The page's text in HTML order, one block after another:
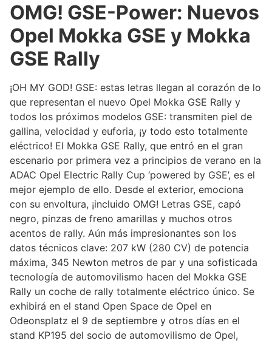
OMG! GSE-Power: Nuevos
Opel Mokka GSE y Mokka
GSE Rally
¡OH MY GOD! GSE: estas letras llegan al corazón de lo
que representan el nuevo Opel Mokka GSE Rally y
todos los próximos modelos GSE: transmiten piel de
gallina, velocidad y euforia, ¡y todo esto totalmente
eléctrico! El Mokka GSE Rally, que entró en el gran
escenario por primera vez a principios de verano en la
ADAC Opel Electric Rally Cup ‘powered by GSE’, es el
mejor ejemplo de ello. Desde el exterior, emociona
con su envoltura, ¡incluido OMG! Letras GSE, capó
negro, pinzas de freno amarillas y muchos otros
acentos de rally. Aún más impresionantes son los
datos técnicos clave: 207 kW (280 CV) de potencia
máxima, 345 Newton metros de par y una sofisticada
tecnología de automovilismo hacen del Mokka GSE
Rally un coche de rally totalmente eléctrico único. Se
exhibirá en el stand Open Space de Opel en
Odeonsplatz el 9 de septiembre y otros días en el
stand KP195 del socio de automovilismo de Opel,